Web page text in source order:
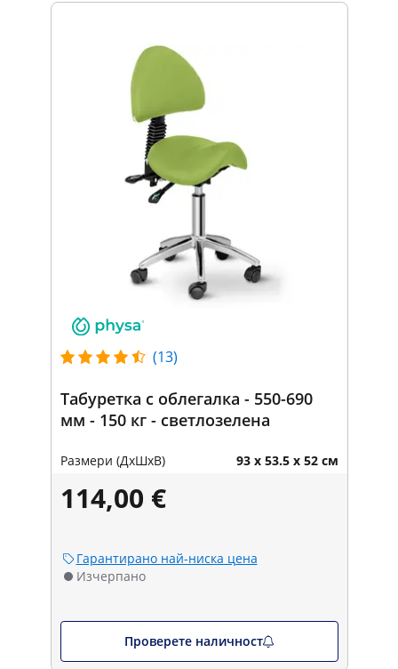
(13)
Табуретка с облегалка - 550-690
мм - 150 кг - светлозелена
Размери (ДxШxВ) 93 x 53.5 x 52 см
114,00 €
Гарантирано най-ниска цена
Изчерпано
Проверете наличност